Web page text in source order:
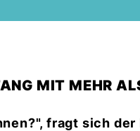
MIT MEHR
fragt sich